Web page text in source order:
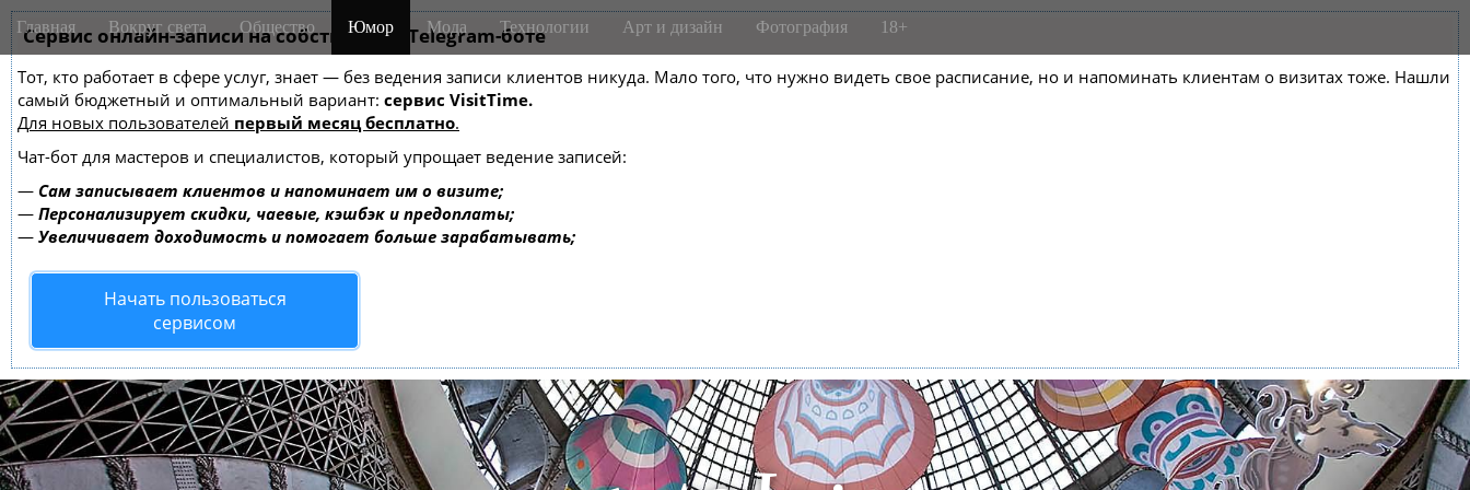
Сервис онлайн-записи на собственном Telegram-боте
Тот, кто работает в сфере услуг, знает — без ведения записи клиентов никуда. Мало того, что нужно видеть свое расписание, но и напоминать клиентам о визитах тоже. Нашли
самый бюджетный и оптимальный вариант: сервис VisitTime.
Для новых пользователей первый месяц бесплатно.
Чат-бот для мастеров и специалистов, который упрощает ведение записей:
— Сам записывает клиентов и напоминает им о визите;
— Персонализирует скидки, чаевые, кэшбэк и предоплаты;
— Увеличивает доходимость и помогает больше зарабатывать;
Начать пользоваться
сервисом
M
a
n
m
e
n
u
i
Главная Вокруг света Общество Юмор Мода Технологии Арт и дизайн Фотография 18+